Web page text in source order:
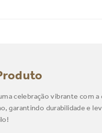
celebração vibrante com
garantindo durabilidade e